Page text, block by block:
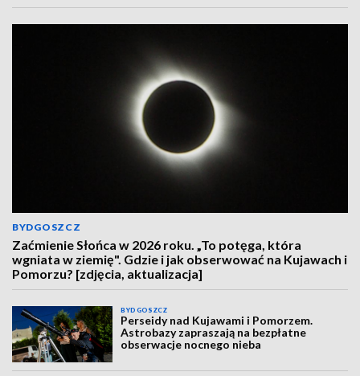
BYDGOSZCZ
Zaćmienie Słońca w 2026 roku. „To potęga, która
wgniata w ziemię". Gdzie i jak obserwować na Kujawach i
Pomorzu? [zdjęcia, aktualizacja]
BYDGOSZCZ
Perseidy nad Kujawami i Pomorzem.
Astrobazy zapraszają na bezpłatne
obserwacje nocnego nieba